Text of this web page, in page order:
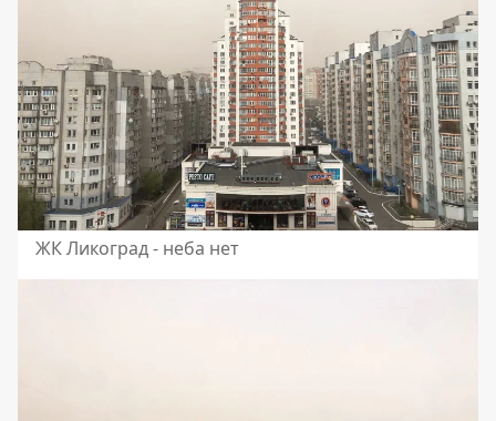
ЖК Ликоград - неба нет